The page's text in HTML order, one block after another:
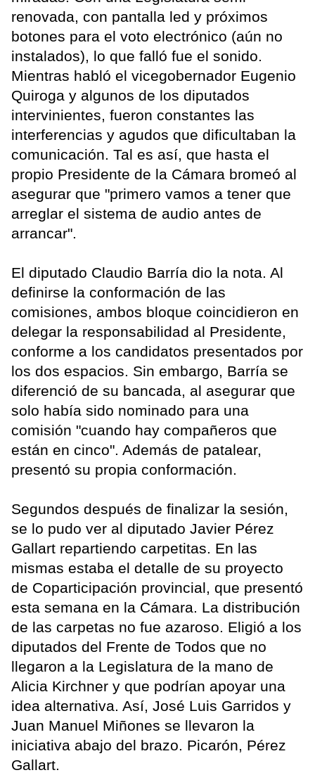
renovada, con pantalla led y próximos
botones para el voto electrónico (aún no
instalados), lo que falló fue el sonido.
Mientras habló el vicegobernador Eugenio
Quiroga y algunos de los diputados
intervinientes, fueron constantes las
interferencias y agudos que dificultaban la
comunicación. Tal es así, que hasta el
propio Presidente de la Cámara bromeó al
asegurar que "primero vamos a tener que
arreglar el sistema de audio antes de
arrancar".
El diputado Claudio Barría dio la nota. Al
definirse la conformación de las
comisiones, ambos bloque coincidieron en
delegar la responsabilidad al Presidente,
conforme a los candidatos presentados por
los dos espacios. Sin embargo, Barría se
diferenció de su bancada, al asegurar que
solo había sido nominado para una
comisión "cuando hay compañeros que
están en cinco". Además de patalear,
presentó su propia conformación.
Segundos después de finalizar la sesión,
se lo pudo ver al diputado Javier Pérez
Gallart repartiendo carpetitas. En las
mismas estaba el detalle de su proyecto
de Coparticipación provincial, que presentó
esta semana en la Cámara. La distribución
de las carpetas no fue azaroso. Eligió a los
diputados del Frente de Todos que no
llegaron a la Legislatura de la mano de
Alicia Kirchner y que podrían apoyar una
idea alternativa. Así, José Luis Garridos y
Juan Manuel Miñones se llevaron la
iniciativa abajo del brazo. Picarón, Pérez
Gallart.